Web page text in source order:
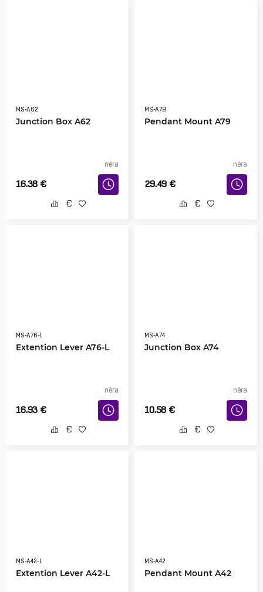
MS-A62
Junction Box A62
nėra
16.38 €
MS-A79
Pendant Mount A79
nėra
29.49 €
MS-A76-L
Extention Lever A76-L
nėra
16.93 €
MS-A74
Junction Box A74
nėra
10.58 €
MS-A42-L
Extention Lever A42-L
MS-A42
Pendant Mount A42